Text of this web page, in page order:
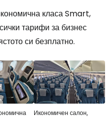
класа Smart,
тарифи за бизнес
си безплатно.
Икономичен салон,